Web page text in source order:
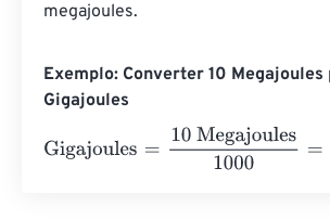
megajoules.
Exemplo: Converter 10 Megajoules
Gigajoules
Gigajoules
10 Megajoules1000=